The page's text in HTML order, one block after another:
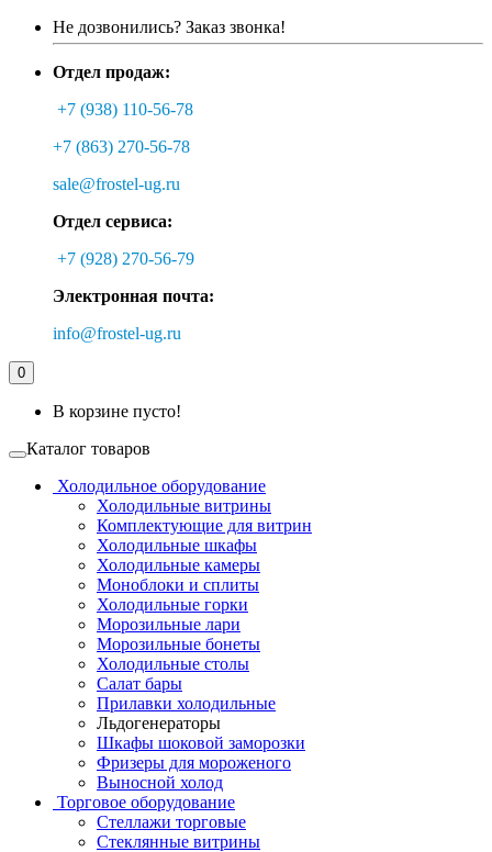
Не дозвонились? Заказ звонка!
Отдел продаж:
+7 (938) 110-56-78
+7 (863) 270-56-78
sale@frostel-ug.ru
Отдел сервиса:
+7 (928) 270-56-79
Электронная почта:
info@frostel-ug.ru
0
В корзине пусто!
Каталог товаров
Холодильное оборудование
Холодильные витрины
Комплектующие для витрин
Холодильные шкафы
Холодильные камеры
Моноблоки и сплиты
Холодильные горки
Морозильные лари
Морозильные бонеты
Холодильные столы
Салат бары
Прилавки холодильные
Льдогенераторы
Шкафы шоковой заморозки
Фризеры для мороженого
Выносной холод
Торговое оборудование
Стеллажи торговые
Стеклянные витрины